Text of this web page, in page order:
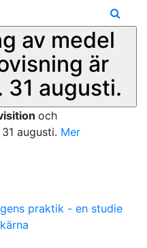
av medel
är
31 augusti.
och
augusti. Mer
praktik - en studie